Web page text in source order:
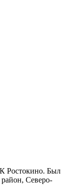
Ростокино. Был
район, Северо-